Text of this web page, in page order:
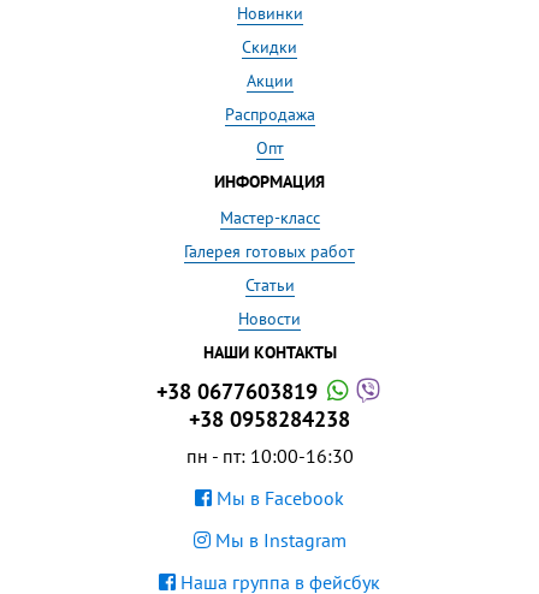
Новинки
Скидки
Акции
Распродажа
Опт
ИНФОРМАЦИЯ
Мастер-класс
Галерея готовых работ
Статьи
Новости
НАШИ КОНТАКТЫ
+38 0677603819
+38 0958284238
пн - пт: 10:00-16:30
Мы в Facebook
Мы в Instagram
Наша группа в фейсбук